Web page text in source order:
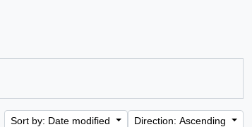
Sort by: Date modified Direction: Ascending